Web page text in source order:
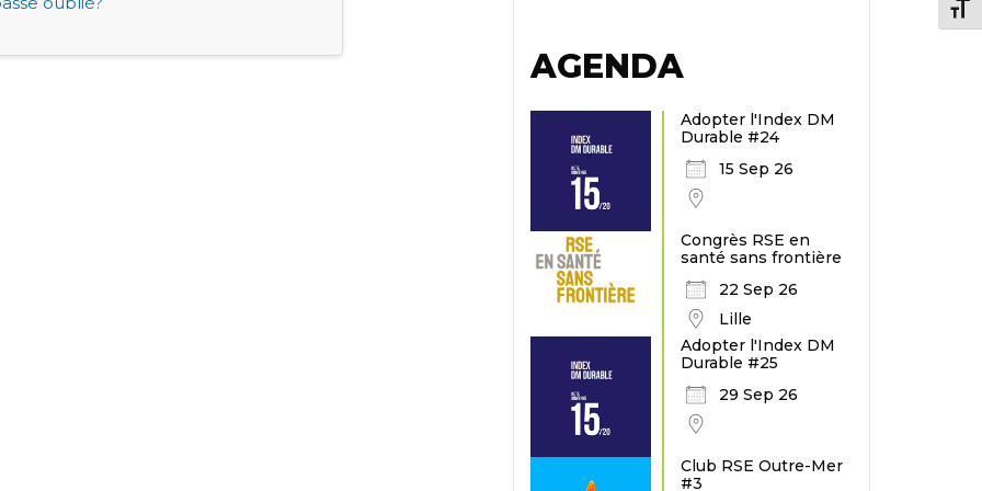
AGENDA
Adopter l'Index DM
Durable #24
15 Sep 26
Congrès RSE en
santé sans frontière
22 Sep 26
Lille
Adopter l'Index DM
Durable #25
29 Sep 26
Club RSE Outre-Mer
#3